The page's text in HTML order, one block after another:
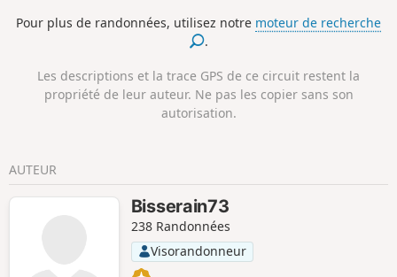
déconseillée aux personnes sujettes au
vertige et par temps humide.
Pour plus de randonnées, utilisez notre moteur de recherche
.
Les descriptions et la trace GPS de ce circuit restent la
propriété de leur auteur. Ne pas les copier sans son
autorisation.
AUTEUR
Bisserain73
238 Randonnées
Visorandonneur